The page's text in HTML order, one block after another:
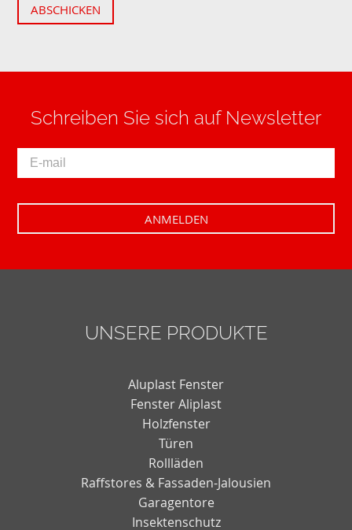
ABSCHICKEN
Schreiben Sie sich auf Newsletter
UNSERE PRODUKTE
Aluplast Fenster
Fenster Aliplast
Holzfenster
Türen
Rollläden
Raffstores & Fassaden-Jalousien
Garagentore
Insektenschutz